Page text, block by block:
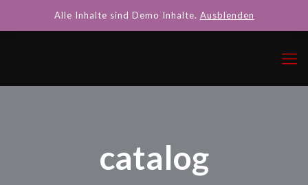
catalog
Alle Inhalte sind Demo Inhalte. Ausblenden